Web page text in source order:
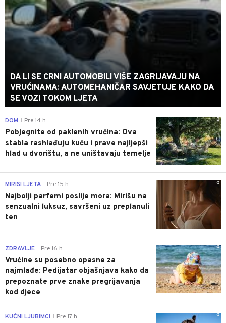
DA LI SE CRNI AUTOMOBILI VIŠE ZAGRIJAVAJU NA
VRUĆINAMA: AUTOMEHANIČAR SAVJETUJE KAKO DA
SE VOZI TOKOM LJETA
0
DOM Pre 14 h
Pobjegnite od paklenih vrućina: Ova
stabla rashlađuju kuću i prave najljepši
hlad u dvorištu, a ne uništavaju temelje
0
MIRISI LJETA Pre 15 h
Najbolji parfemi poslije mora: Mirišu na
senzualni luksuz, savršeni uz preplanuli
ten
0
ZDRAVLJE Pre 16 h
Vrućine su posebno opasne za
najmlađe: Pedijatar objašnjava kako da
prepoznate prve znake pregrijavanja
kod djece
0
KUĆNI LJUBIMCI Pre 17 h